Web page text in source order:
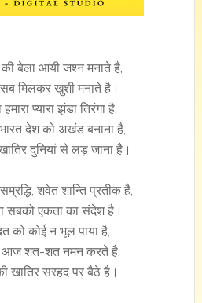
बेला आयी जश्न मनाते है,
सब मिलकर खुशी मनाते है।
प्यारा झंडा तिरंगा है,
देश को अखंड बनाना है,
दुनियां से लड़ जाना है।
शवेत शान्ति प्रतीक है,
सबको एकता का संदेश है।
को कोई न भूल पाया है,
आज शत-शत नमन करते है,
खातिर सरहद पर बैठे है।